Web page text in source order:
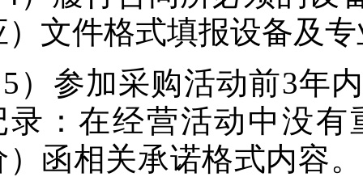
）文件格式填报设备及
5）参加采购活动前3年
录：在经营活动中没
）函相关承诺格式内容